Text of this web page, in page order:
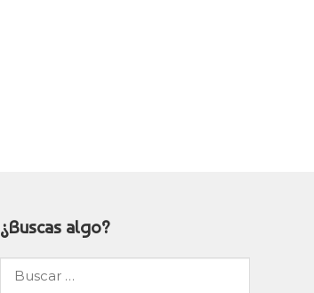
¿Buscas algo?
Buscar